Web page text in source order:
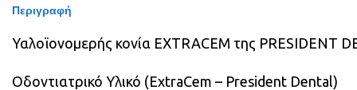
Περιγραφή
Υαλοϊονομερής κονία EXTRACEM της PRESIDENT
Οδοντιατρικό Υλικό (ExtraCem – President Dental)